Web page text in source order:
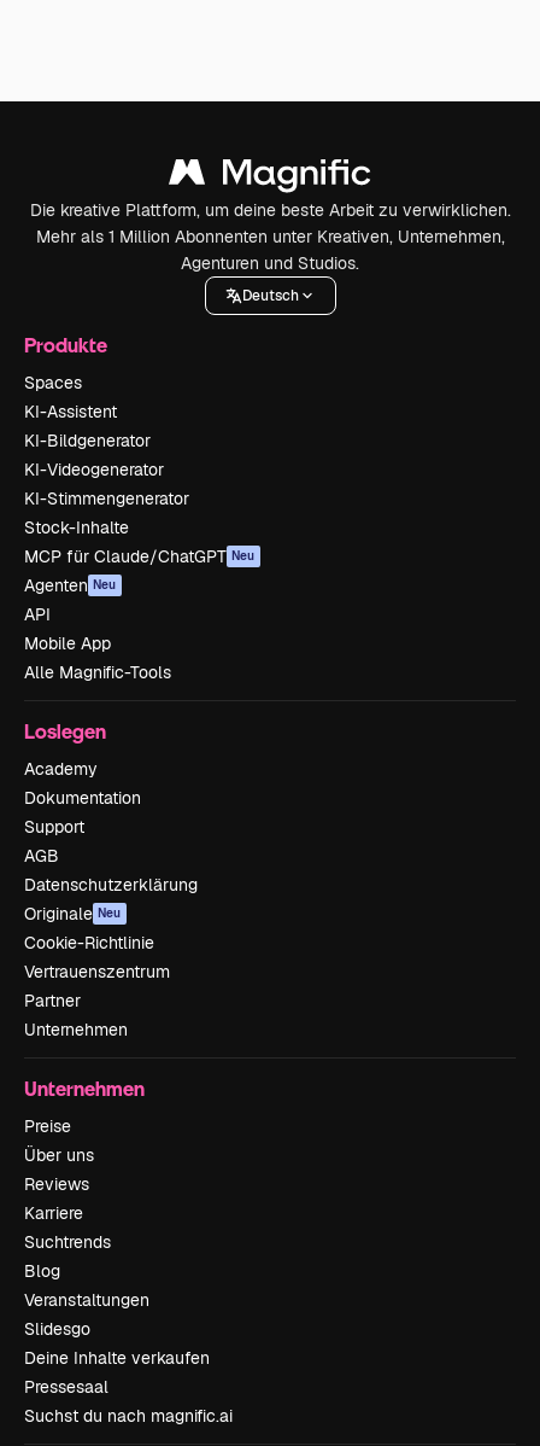
Die kreative Plattform, um deine beste Arbeit zu verwirklichen.
Mehr als 1 Million Abonnenten unter Kreativen, Unternehmen,
Agenturen und Studios.
Deutsch
Produkte
Spaces
KI-Assistent
KI-Bildgenerator
KI-Videogenerator
KI-Stimmengenerator
Stock-Inhalte
MCP für Claude/ChatGPT Neu
Agenten Neu
API
Mobile App
Alle Magnific-Tools
Loslegen
Academy
Dokumentation
Support
AGB
Datenschutzerklärung
Originale Neu
Cookie-Richtlinie
Vertrauenszentrum
Partner
Unternehmen
Unternehmen
Preise
Über uns
Reviews
Karriere
Suchtrends
Blog
Veranstaltungen
Slidesgo
Deine Inhalte verkaufen
Pressesaal
Suchst du nach magnific.ai